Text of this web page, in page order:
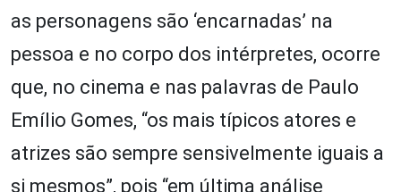
as personagens são ‘encarnadas’ na
pessoa e no corpo dos intérpretes, ocorre
que, no cinema e nas palavras de Paulo
Emílio Gomes, “os mais típicos atores e
atrizes são sempre sensivelmente iguais a
si mesmos”, pois “em última análise